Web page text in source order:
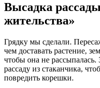
Высадка
жительства»
Грядку мы сделали.
чем доставать растение,
чтобы она не
рассаду из стаканчика,
повредить корешки.